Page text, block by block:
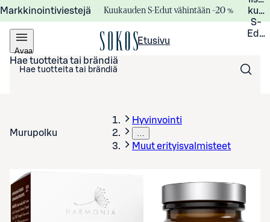
Markkinointiviestejä Kuukauden S-Edut vähintään –20 %
S-
Avaa
valikko
Etusivu
Hae tuotteita tai brändiä
Murupolku
Hyvinvointi
…
Muut erityisvalmisteet